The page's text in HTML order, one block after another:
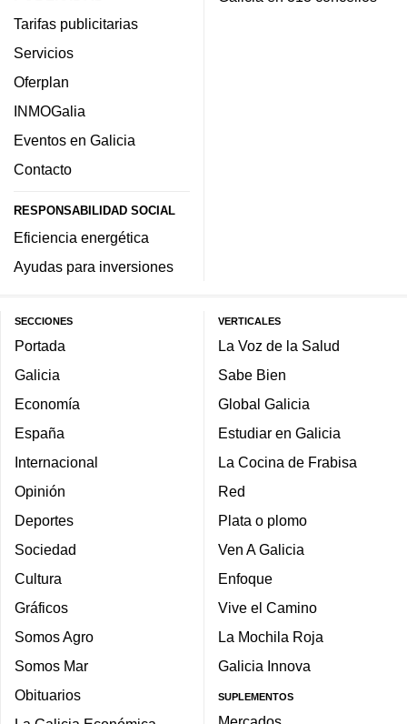
Tarifas publicitarias
Servicios
Oferplan
INMOGalia
Eventos en Galicia
Contacto
RESPONSABILIDAD SOCIAL
Eficiencia energética
Ayudas para inversiones
SECCIONES
Portada
Galicia
Economía
España
Internacional
Opinión
Deportes
Sociedad
Cultura
Gráficos
Somos Agro
Somos Mar
Obituarios
VERTICALES
La Voz de la Salud
Sabe Bien
Global Galicia
Estudiar en Galicia
La Cocina de Frabisa
Red
Plata o plomo
Ven A Galicia
Enfoque
Vive el Camino
La Mochila Roja
Galicia Innova
SUPLEMENTOS